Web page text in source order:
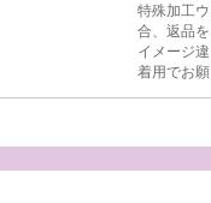
特殊加工
合、返品
イメージ
着用でお